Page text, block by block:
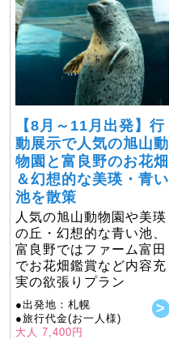
【8月～11月出発】行
動展示で人気の旭山動
物園と富良野のお花畑
＆幻想的な美瑛・青い
池を散策
人気の旭山動物園や美瑛
の丘・幻想的な青い池、
富良野ではファーム富田
でお花畑鑑賞など内容充
実の欲張りプラン
●出発地：札幌
●旅行代金(お一人様)
大人 7,400円